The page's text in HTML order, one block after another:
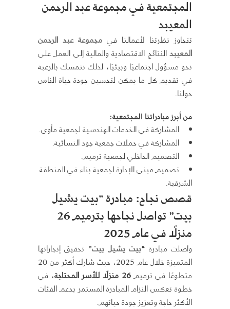
المجتمعية في مجموعة عبد الرحمن
المعيبد
تتجاوز نظرتنا لأعمالنا في مجموعة عبد الرحمن
المعيبدالنتائج الاقتصادية والمالية إلى العمل على
نحو مسؤول اجتماعيًا وبيئيًا، لذلك نتمسك بالرغبة
في تقديم كل ما يمكن لتحسين جودة حياة الناس
حولنا.
من أبرز مبادراتنا المجتمعية:
المشاركة في الخدمات الهندسية لجمعية مأوى.
المشاركة في حملات جمعية جود النسائية.
التصميم الداخلي لجمعية ترميم.
تصميم مبنى الإدارة لجمعية بناء في المنطقة
الشرقية.
قصص نجاح: مبادرة “بيت يشيل
بيت” تواصل نجاحها بترميم 26
منزلًا في عام 2025
واصلت مبادرة “بيت يشيل بيت” تحقيق إنجازاتها
المتميزة خلال عام 2025، حيث شارك أكثر من 20
متطوعًا في ترميم26 منزلًا للأسر المحتاجة
، في
خطوة تعكس التزام المبادرة المستمر بدعم الفئات
الأكثر حاجة وتعزيز جودة حياتهم.